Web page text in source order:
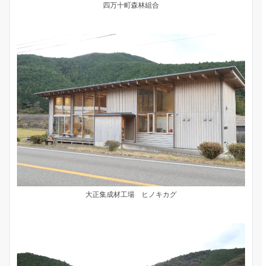
四万十町森林組合
大正集成材工場 ヒノキカグ